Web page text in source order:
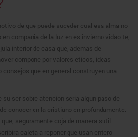
de que puede suceder cual esa alma no
compania de la luz en es invierno vidao te,
interior de casa que, ademas de
compone por valores eticos, ideas
consejos que en general construyen una
su ser sobre atencion seria algun paso de
conocer en la cristiano en profundamente.
seguramente coja de manera sutil
caleta a reponer que usan entero